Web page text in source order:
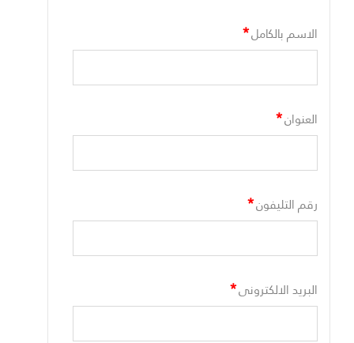
الاسم بالكامل*
العنوان*
رقم التليفون*
البريد الالكترونى*